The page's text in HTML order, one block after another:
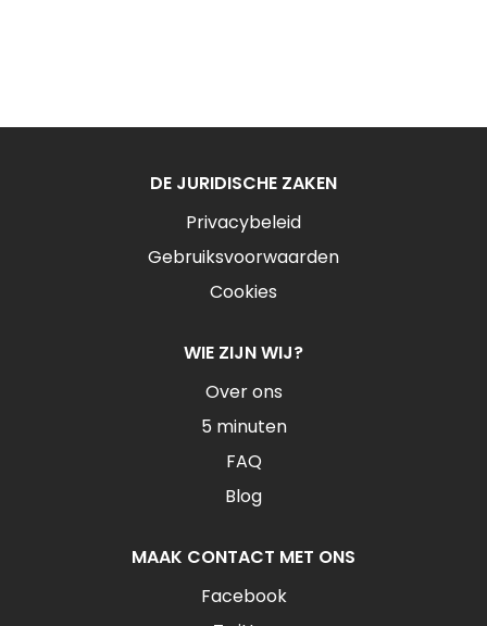
DE JURIDISCHE ZAKEN
Privacybeleid
Gebruiksvoorwaarden
Cookies
WIE ZIJN WIJ?
Over ons
5 minuten
FAQ
Blog
MAAK CONTACT MET ONS
Facebook